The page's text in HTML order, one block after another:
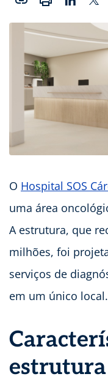
O Hospital SOS
uma área
A estrutura, que
milhões, foi
serviços de
em um único local.
estrutura